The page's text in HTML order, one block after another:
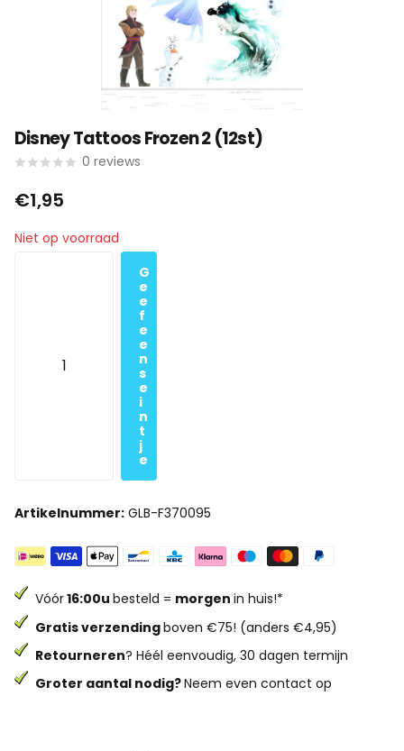
Disney Tattoos Frozen 2 (12st)
0 reviews
€1,95
Niet op voorraad
G
e
e
f
e
e
n
s
e
i
n
t
j
e
Artikelnummer: GLB-F370095
Vóór16:00u besteld = morgen in huis!*
Gratis verzendingboven €75! (anders €4,95)
Retourneren? Héél eenvoudig, 30 dagen termijn
Groter aantal nodig?Neem even contact op